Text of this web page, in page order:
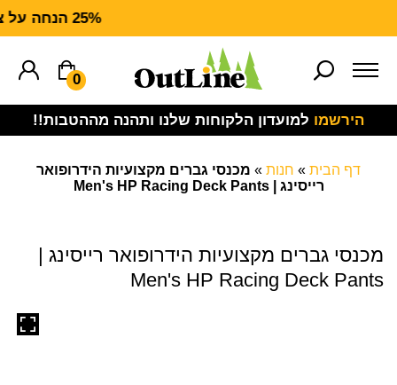
25% הנחה על ציוד מנדף CARHARTT FORCE
0
הירשמו למועדון הלקוחות שלנו ותהנה מההטבות!!
דף הבית » חנות » מכנסי גברים מקצועיות הידרופואר
רייסינג | Men's HP Racing Deck Pants
מכנסי גברים מקצועיות הידרופואר רייסינג |
Men's HP Racing Deck Pants